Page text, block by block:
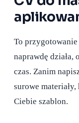
To
naprawdę
czas. Zanim
surowe
Ciebie szablon.